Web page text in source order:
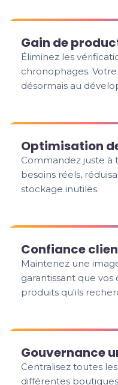
Gain de
Éliminez les
chronophages.
désormais au
Optimisation
Commandez juste à
besoins réels,
stockage inutiles.
Confiance
Maintenez une
garantissant que
produits qu'ils
Gouvernance
Centralisez toutes
différentes